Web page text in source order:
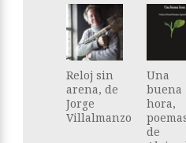
Reloj sin
arena, de
Jorge
Villalmanzo
Una
buena
hora,
de